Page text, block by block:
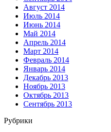
Август 2014
Июль 2014
Июнь 2014
Май 2014
Апрель 2014
Март 2014
Февраль 2014
Январь 2014
Декабрь 2013
Ноябрь 2013
Октябрь 2013
Сентябрь 2013
Рубрики